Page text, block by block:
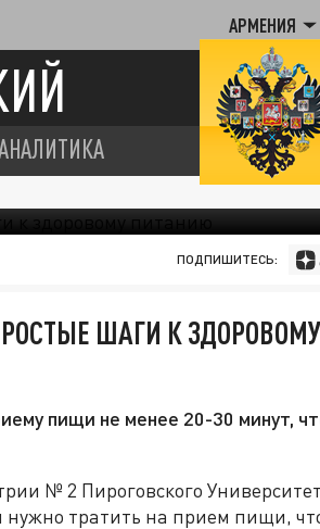
АРМЕНИЯ
ПОДПИШИТЕСЬ:
ШАГИ К ЗДОРОВОМУ
пищи не менее 20-30 минут,
№ 2 Пироговского
нужно тратить на прием пищи,